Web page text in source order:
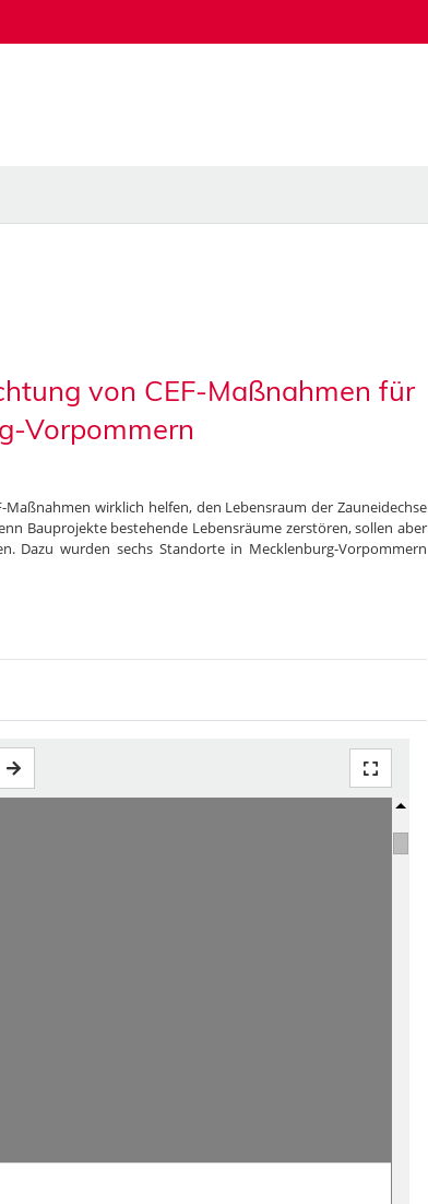
von CEF-Maßnahmen für
Vorpommern
wirklich helfen, den Lebensraum der Zauneidechse
Bauprojekte bestehende Lebensräume zerstören, sollen aber
Dazu wurden sechs Standorte in Mecklenburg-Vorpommern